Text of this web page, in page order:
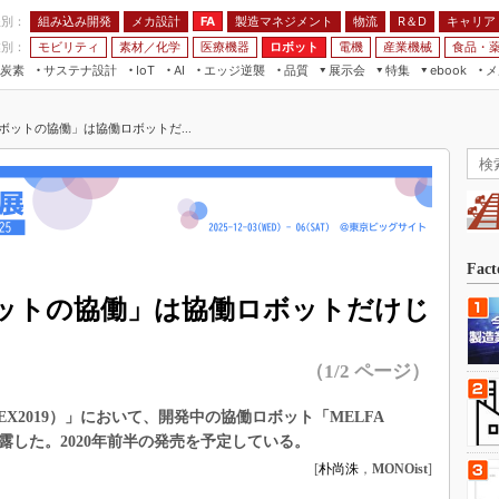
： 組み込み開発 メカ設計 FA 製造マネジメント 物流 R＆D
キャリア
：
モビリティ 素材／化学 医療機器 ロボット 電機 産業機械
食品・
素
サステナ設計 IoT
AI
全
エッジ逆襲 品質
展示会
JIMTOF
組込み/エッジ コンピューティング
展＆IoT/5Gソリューション展
TECHNO-FRONTIER
EdgeTech+
日本ものづくりワールド
特集
つながるクルマ
5G
VR／AR
フィールドサービス
組み込み画像技術
ISO26262
ebook
製造マネジメント
モビリティ
ットの協働」は協働ロボットだ...
トの協働」は協働ロボットだけじ
（1/2 ページ）
）」において、開発中の協働ロボット「MELFA
た。2020年前半の発売を予定している。
[朴尚洙 ， MONOist]